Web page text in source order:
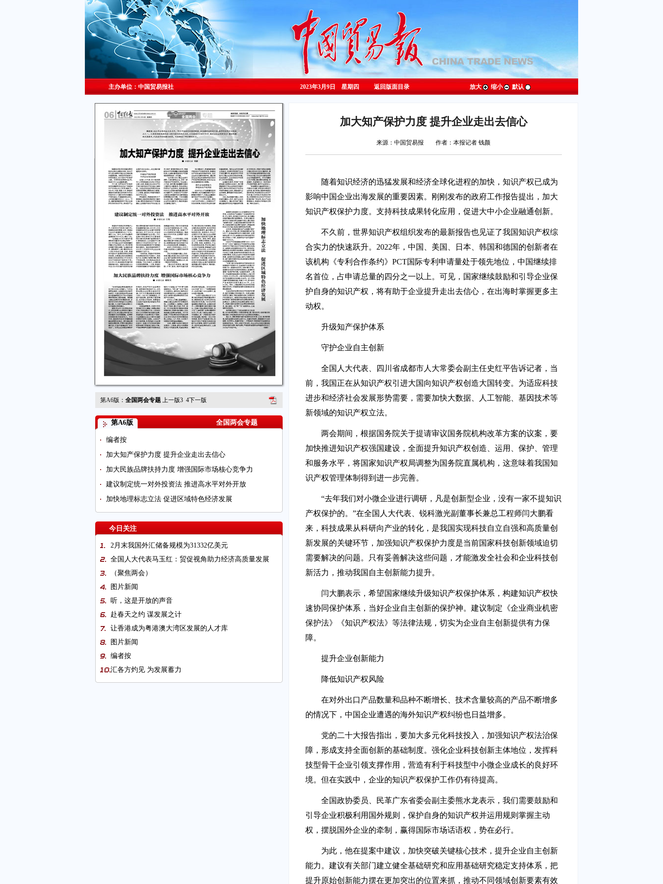
主办单位：中国贸易报社
第A6版： 全国两会专题 上一版3 4下一版
第A6版 全国两会专题
编者按
加大知产保护力度 提升企业走出去信心
加大民族品牌扶持力度 增强国际市场核心竞争力
建议制定统一对外投资法 推进高水平对外开放
加快地理标志立法 促进区域特色经济发展
今日关注
2月末我国外汇储备规模为31332亿美元
全国人大代表马玉红：贸促视角助力经济高质量发展
（聚焦两会）
图片新闻
听，这是开放的声音
赴春天之约 谋发展之计
让香港成为粤港澳大湾区发展的人才库
图片新闻
编者按
汇各方灼见 为发展蓄力
高质量发展加速提能 成都会展奋楫勇进
2023年3月9日 星期 四 返回版面目录 放大 缩小 默认
加大知产保护力度 提升企业走出去信心
来源：中国贸易报 作者：本报记者 钱颜
随着知识经济的迅猛发展和经济全球化进程的加快，知识产权已成为
影响中国企业出海发展的重要因素。刚刚发布的政府工作报告提出，加大
知识产权保护力度。支持科技成果转化应用，促进大中小企业融通创新。
不久前，世界知识产权组织发布的最新报告也见证了我国知识产权综
合实力的快速跃升。2022年，中国、美国、日本、韩国和德国的创新者在
该机构《专利合作条约》PCT国际专利申请量处于领先地位，中国继续排
名首位，占申请总量的四分之一以上。可见，国家继续鼓励和引导企业保
护自身的知识产权，将有助于企业提升走出去信心，在出海时掌握更多主
动权。
升级知产保护体系
守护企业自主创新
全国人大代表、四川省成都市人大常委会副主任史红平告诉记者，当
前，我国正在从知识产权引进大国向知识产权创造大国转变。为适应科技
进步和经济社会发展形势需要，需要加快大数据、人工智能、基因技术等
新领域的知识产权立法。
两会期间，根据国务院关于提请审议国务院机构改革方案的议案，要
加快推进知识产权强国建设，全面提升知识产权创造、运用、保护、管理
和服务水平，将国家知识产权局调整为国务院直属机构，这意味着我国知
识产权管理体制得到进一步完善。
“去年我们对小微企业进行调研，凡是创新型企业，没有一家不提知识
产权保护的。”在全国人大代表、锐科激光副董事长兼总工程师闫大鹏看
来，科技成果从科研向产业的转化，是我国实现科技自立自强和高质量创
新发展的关键环节，加强知识产权保护力度是当前国家科技创新领域迫切
需要解决的问题。只有妥善解决这些问题，才能激发全社会和企业科技创
新活力，推动我国自主创新能力提升。
闫大鹏表示，希望国家继续升级知识产权保护体系，构建知识产权快
速协同保护体系，当好企业自主创新的保护神。建议制定《企业商业机密
保护法》《知识产权法》等法律法规，切实为企业自主创新提供有力保
障。
提升企业创新能力
降低知识产权风险
在对外出口产品数量和品种不断增长、技术含量较高的产品不断增多
的情况下，中国企业遭遇的海外知识产权纠纷也日益增多。
党的二十大报告指出，要加大多元化科技投入，加强知识产权法治保
障，形成支持全面创新的基础制度。强化企业科技创新主体地位，发挥科
技型骨干企业引领支撑作用，营造有利于科技型中小微企业成长的良好环
境。但在实践中，企业的知识产权保护工作仍有待提高。
全国政协委员、民革广东省委会副主委熊水龙表示，我们需要鼓励和
引导企业积极利用国外规则，保护自身的知识产权并运用规则掌握主动
权，摆脱国外企业的牵制，赢得国际市场话语权，势在必行。
为此，他在提案中建议，加快突破关键核心技术，提升企业自主创新
能力。建议有关部门建立健全基础研究和应用基础研究稳定支持体系，把
提升原始创新能力摆在更加突出的位置来抓，推动不同领域创新要素有效